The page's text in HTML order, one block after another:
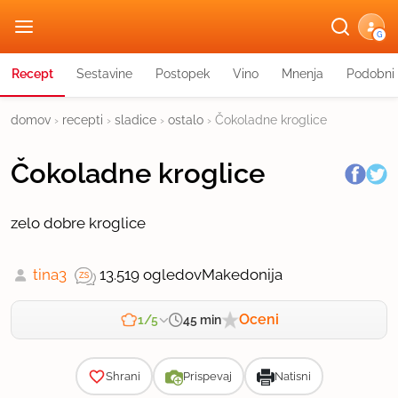
G
Recept Sestavine Postopek Vino Mnenja
domov › recepti › sladice › ostalo › Čokoladne kroglice
Čokoladne kroglice
zelo dobre kroglice
tina3 13.519 ogledovMakedonija
1/5 45 min Oceni
Shrani Prispevaj Natisni